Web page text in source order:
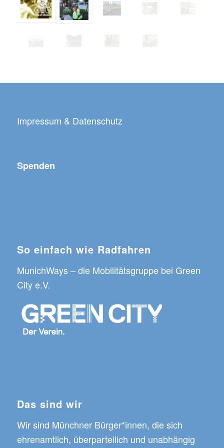
Impressum & Datenschutz
Spenden
So einfach wie Radfahren
MunichWays – die Mobilitätsgruppe bei Green
City e.V.
Das sind wir
Wir sind Münchner Bürger*innen, die sich
ehrenamtlich, überparteilich und unabhängig